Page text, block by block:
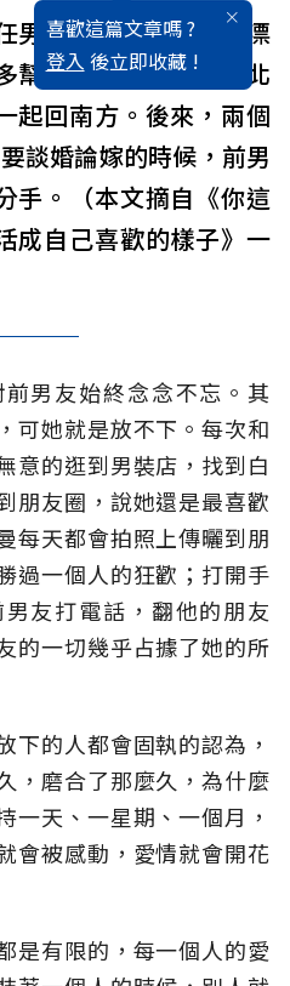
喜歡這篇文章嗎 ?
登入 後立即收藏 !
男友，前男友在她北漂
幫助，在她決定離開北
起回南方。後來，兩個
談婚論嫁的時候，前男
手。（本文摘自《你這
成自己喜歡的樣子》一
男友始終念念不忘。其
可她就是放不下。每次和
意的逛到男裝店，找到白
朋友圈，說她還是最喜歡
每天都會拍照上傳曬到朋
過一個人的狂歡；打開手
友打電話，翻他的朋友
的一切幾乎占據了她的所
下的人都會固執的認為，
，磨合了那麼久，為什麼
一天、一星期、一個月，
會被感動，愛情就會開花
是有限的，每一個人的愛